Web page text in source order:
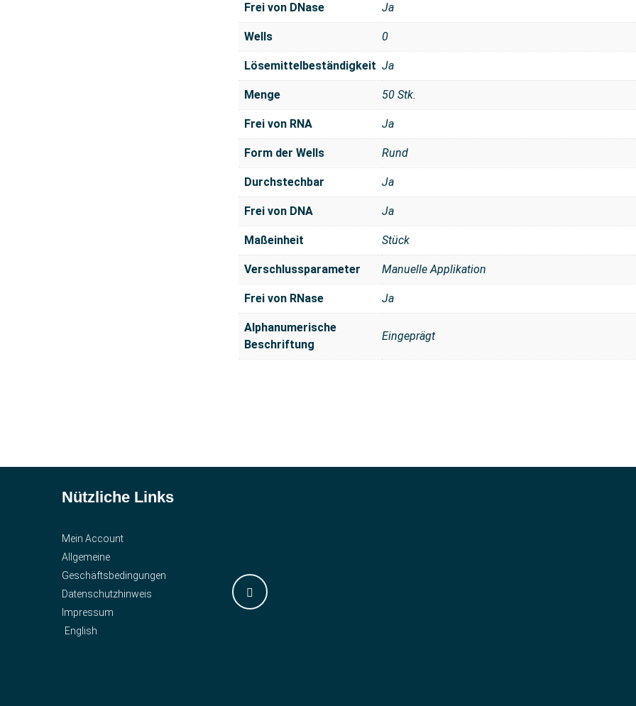
Frei von DNase Ja
Wells 0
Lösemittelbeständigkeit Ja
Menge 50 Stk.
Frei von RNA Ja
Form der Wells Rund
Durchstechbar Ja
Frei von DNA Ja
Maßeinheit Stück
Verschlussparameter Manuelle Applikation
Frei von RNase Ja
Alphanumerische
Beschriftung
Eingeprägt
Nützliche Links
Mein Account
Allgemeine
Geschäftsbedingungen
Datenschutzhinweis
Impressum
English